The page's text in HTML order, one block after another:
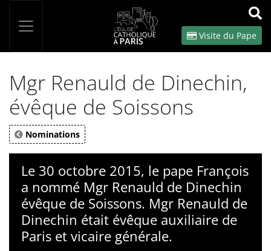
OK
Visite du Pape
Mgr Renauld de Dinechin,
évêque de Soissons
Nominations
Le 30 octobre 2015, le pape François
a nommé Mgr Renauld de Dinechin
évêque de Soissons. Mgr Renauld de
Dinechin était évêque auxiliaire de
Paris et vicaire générale.
Panneau de gestion des cookies